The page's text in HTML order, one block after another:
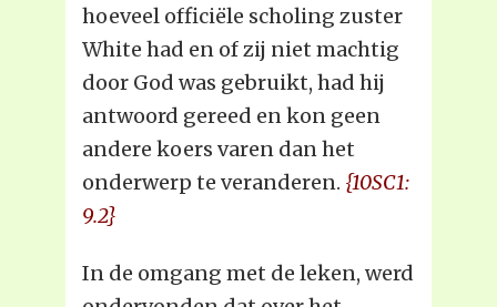
hoeveel officiële scholing zuster
White had en of zij niet machtig
door God was gebruikt, had hij
antwoord gereed en kon geen
andere koers varen dan het
onderwerp te veranderen. {10SC1:
9.2}
In de omgang met de leken, werd